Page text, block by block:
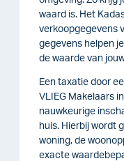
waard is. Het
verkoopgegevens
gegevens helpen
de waarde van
Een taxatie door
VLIEG Makelaars
nauwkeurige
huis. Hierbij wordt
woning, de
exacte